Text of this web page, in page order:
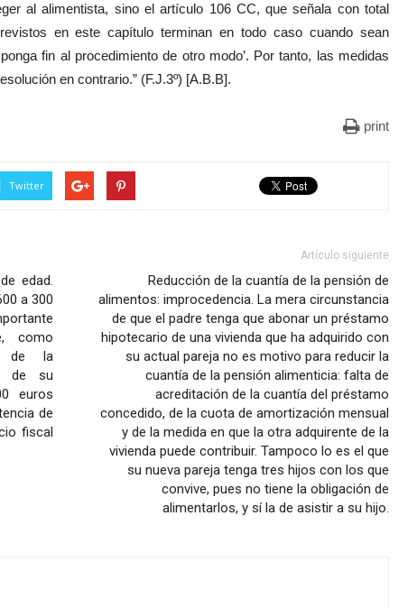
al alimentista, sino el artículo 106 CC, que señala con total
en este capítulo terminan en todo caso cuando sean
fin al procedimiento de otro modo’. Por tanto, las medidas
en contrario.” (F.J.3º) [A.B.B].
print
Twitter
edad.
a 300
como
de la
de su
euros
de
fiscal
Artículo siguiente
Reducción de la cuantía de la pensión de
alimentos: improcedencia. La mera circunstancia
de que el padre tenga que abonar un préstamo
hipotecario de una vivienda que ha adquirido con
su actual pareja no es motivo para reducir la
cuantía de la pensión alimenticia: falta de
acreditación de la cuantía del préstamo
concedido, de la cuota de amortización mensual
y de la medida en que la otra adquirente de la
vivienda puede contribuir. Tampoco lo es el que
su nueva pareja tenga tres hijos con los que
convive, pues no tiene la obligación de
alimentarlos, y sí la de asistir a su hijo.